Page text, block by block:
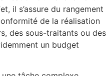
il s’assure du rangement
de la réalisation
des sous-traitants ou des
un budget